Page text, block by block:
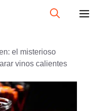
el misterioso
vinos calientes